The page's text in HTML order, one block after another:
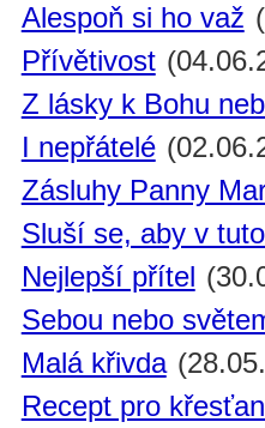
Alespoň si ho važ
Přívětivost
Z lásky k Bohu
I nepřátelé
Zásluhy Panny
Sluší se, aby v
Nejlepší přítel
Sebou nebo
Malá křivda
Recept pro